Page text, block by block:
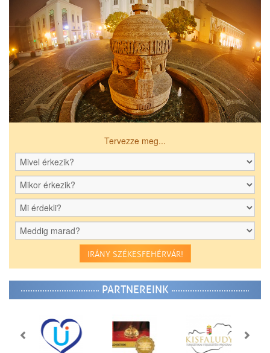
Tervezze meg...
IRÁNY SZÉKESFEHÉRVÁR!
PARTNEREINK